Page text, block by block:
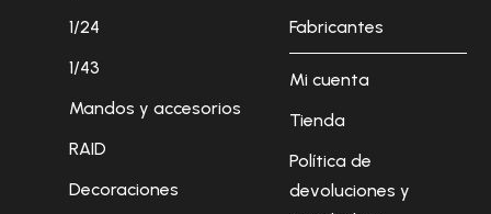
1/24
1/43
Mandos y accesorios
RAID
Decoraciones
Fabricantes
Mi cuenta
Tienda
Política de
devoluciones y